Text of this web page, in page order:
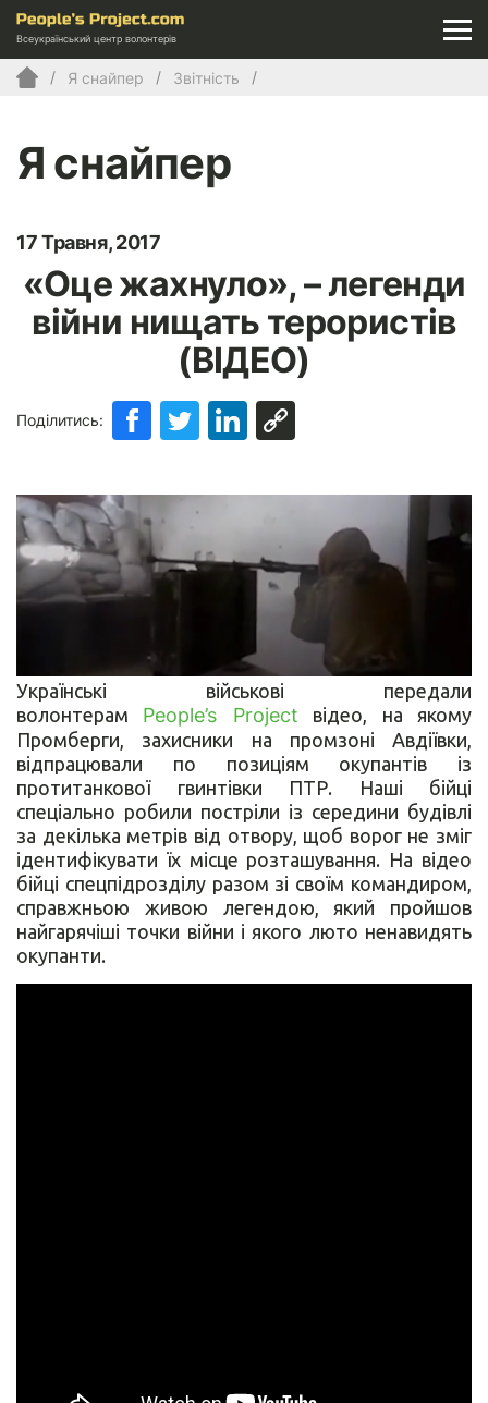
Всеукраїнський центр волонтерів
Я снайпер Звітність
Я снайпер
17 Травня, 2017
«Оце жахнуло», – легенди
війни нищать терористів
(ВІДЕО)
Поділитись:
Українські військові передали
волонтерам People’s Project відео, на якому
Промберги, захисники на промзоні Авдіївки,
відпрацювали по позиціям окупантів із
протитанкової гвинтівки ПТР. Наші бійці
спеціально робили постріли із середини будівлі
за декілька метрів від отвору, щоб ворог не зміг
ідентифікувати їх місце розташування. На відео
бійці спецпідрозділу разом зі своїм командиром,
справжньою живою легендою, який пройшов
найгарячіші точки війни і якого люто ненавидять
окупанти.